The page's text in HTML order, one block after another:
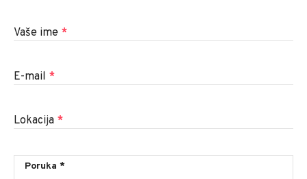
Vaše ime *
E-mail *
Lokacija *